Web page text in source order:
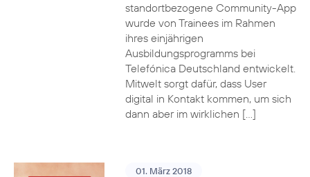
standortbezogene Community-App
wurde von Trainees im Rahmen
ihres einjährigen
Ausbildungsprogramms bei
Telefónica Deutschland entwickelt.
Mitwelt sorgt dafür, dass User
digital in Kontakt kommen, um sich
dann aber im wirklichen […]
01. März 2018